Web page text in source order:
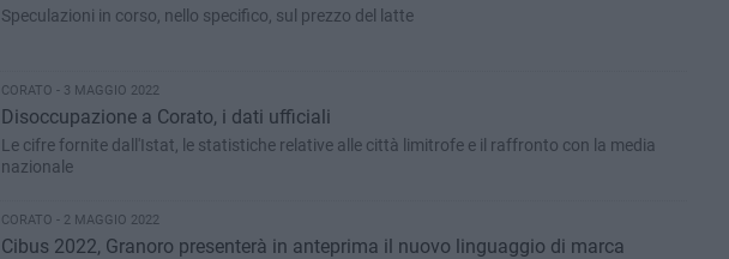
Speculazioni in corso, nello specifico, sul prezzo del latte
CORATO - 3 MAGGIO 2022
Disoccupazione a Corato, i dati ufficiali
Le cifre fornite dall'Istat, le statistiche relative alle città limitrofe e il raffronto con la media
nazionale
CORATO - 2 MAGGIO 2022
Cibus 2022, Granoro presenterà in anteprima il nuovo linguaggio di marca